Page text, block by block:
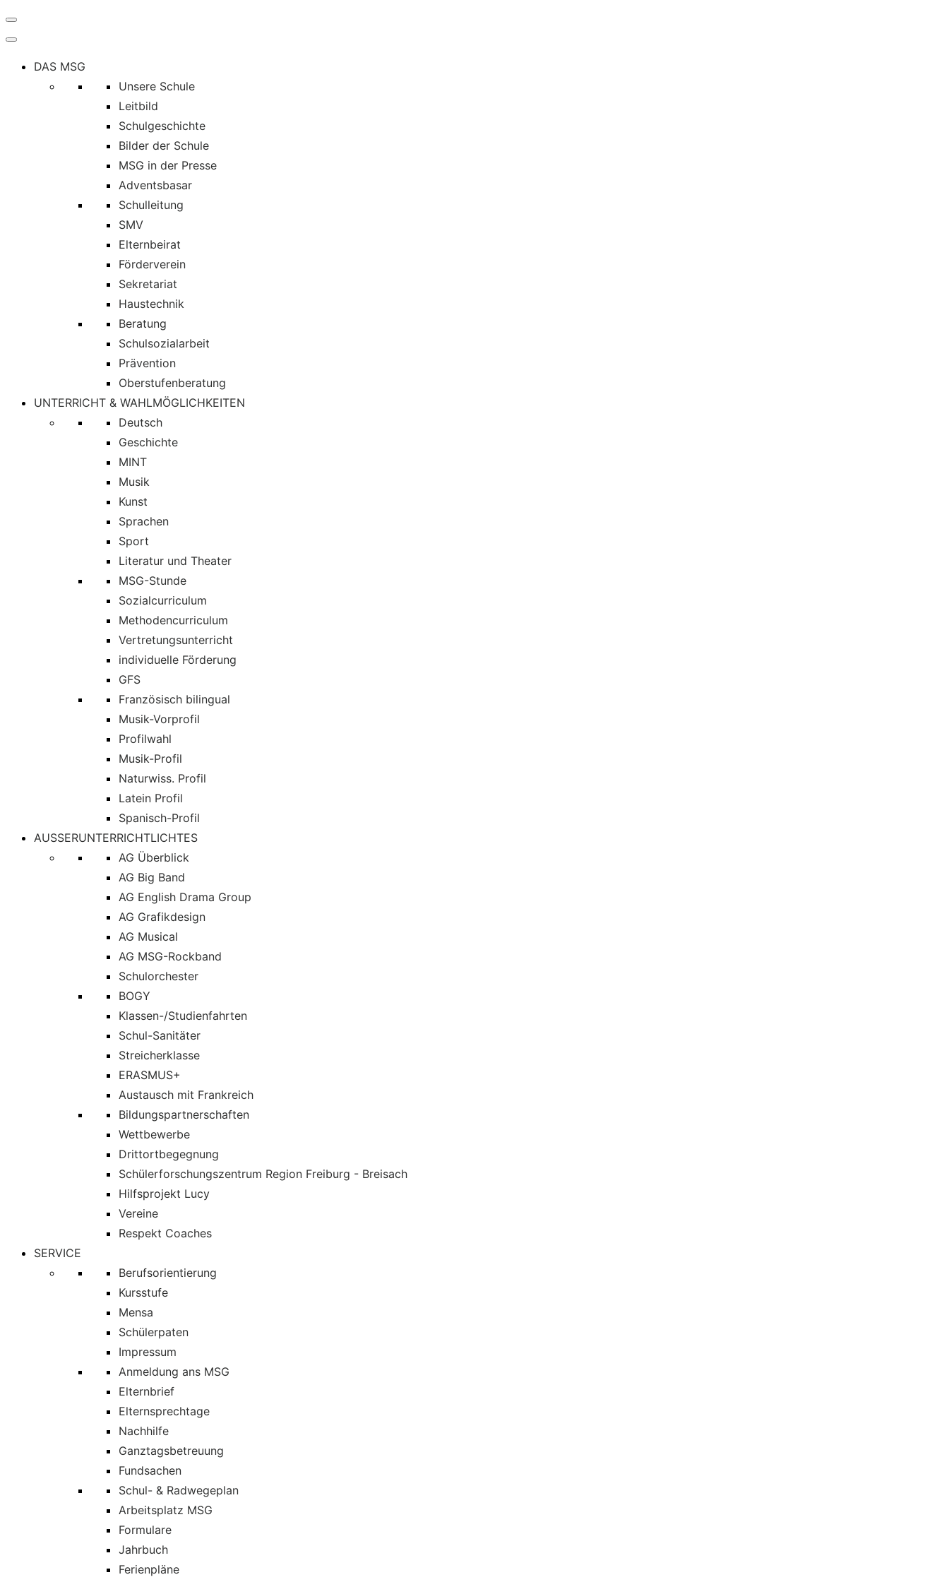
DAS MSG
Unsere Schule
Leitbild
Schulgeschichte
Bilder der Schule
MSG in der Presse
Adventsbasar
Schulleitung
SMV
Elternbeirat
Förderverein
Sekretariat
Haustechnik
Beratung
Schulsozialarbeit
Prävention
Oberstufenberatung
UNTERRICHT & WAHLMÖGLICHKEITEN
Deutsch
Geschichte
MINT
Musik
Kunst
Sprachen
Sport
Literatur und Theater
MSG-Stunde
Sozialcurriculum
Methodencurriculum
Vertretungsunterricht
individuelle Förderung
GFS
Französisch bilingual
Musik-Vorprofil
Profilwahl
Musik-Profil
Naturwiss. Profil
Latein Profil
Spanisch-Profil
AUSSERUNTERRICHTLICHTES
AG Überblick
AG Big Band
AG English Drama Group
AG Grafikdesign
AG Musical
AG MSG-Rockband
Schulorchester
BOGY
Klassen-/Studienfahrten
Schul-Sanitäter
Streicherklasse
ERASMUS+
Austausch mit Frankreich
Bildungspartnerschaften
Wettbewerbe
Drittortbegegnung
Schülerforschungszentrum Region Freiburg - Breisach
Hilfsprojekt Lucy
Vereine
Respekt Coaches
SERVICE
Berufsorientierung
Kursstufe
Mensa
Schülerpaten
Impressum
Anmeldung ans MSG
Elternbrief
Elternsprechtage
Nachhilfe
Ganztagsbetreuung
Fundsachen
Schul- & Radwegeplan
Arbeitsplatz MSG
Formulare
Jahrbuch
Ferienpläne